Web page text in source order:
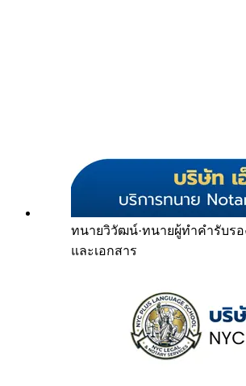
ทนายวิวัฒน์·ทนายผู้ทำคำรับร
และเอกสาร